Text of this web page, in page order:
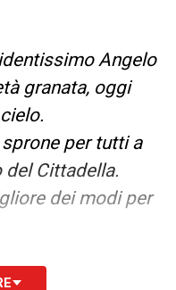
Angelo
granata, oggi
per tutti a
del Cittadella.
dei modi per